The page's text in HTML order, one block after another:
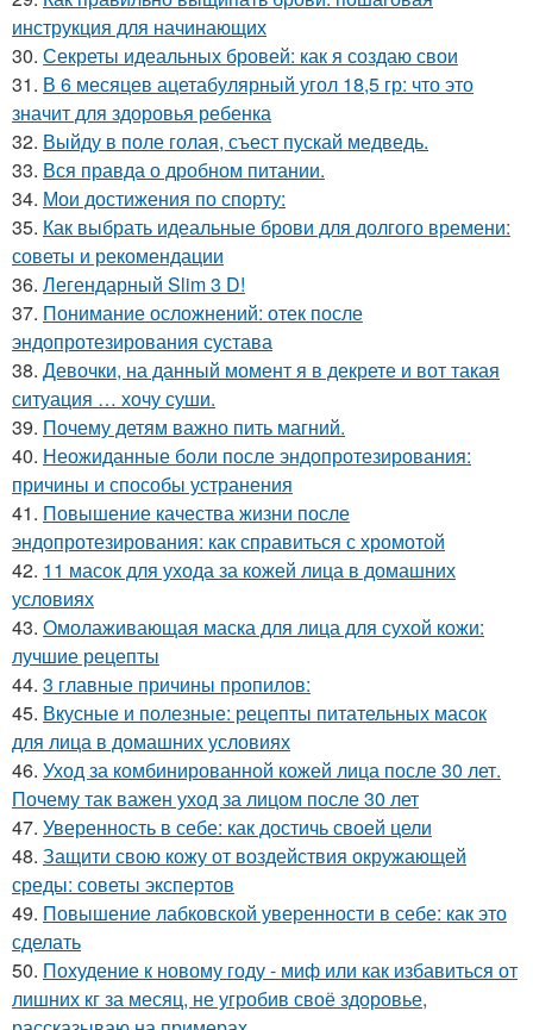
инструкция для начинающих
30. Секреты идеальных бровей: как я создаю свои
31. В 6 месяцев ацетабулярный угол 18,5 гр: что это
значит для здоровья ребенка
32. Выйду в поле голая, съест пускай медведь.
33. Вся правда о дробном питании.
34. Мои достижения по спорту:
35. Как выбрать идеальные брови для долгого времени:
советы и рекомендации
36. Легендарный Slim 3 D!
37. Понимание осложнений: отек после
эндопротезирования сустава
38. Девочки, на данный момент я в декрете и вот такая
ситуация … хочу суши.
39. Почему детям важно пить магний.
40. Неожиданные боли после эндопротезирования:
причины и способы устранения
41. Повышение качества жизни после
эндопротезирования: как справиться с хромотой
42. 11 масок для ухода за кожей лица в домашних
условиях
43. Омолаживающая маска для лица для сухой кожи:
лучшие рецепты
44. 3 главные причины пропилов:
45. Вкусные и полезные: рецепты питательных масок
для лица в домашних условиях
46. Уход за комбинированной кожей лица после 30 лет.
Почему так важен уход за лицом после 30 лет
47. Уверенность в себе: как достичь своей цели
48. Защити свою кожу от воздействия окружающей
среды: советы экспертов
49. Повышение лабковской уверенности в себе: как это
сделать
50. Похудение к новому году - миф или как избавиться от
лишних кг за месяц, не угробив своё здоровье,